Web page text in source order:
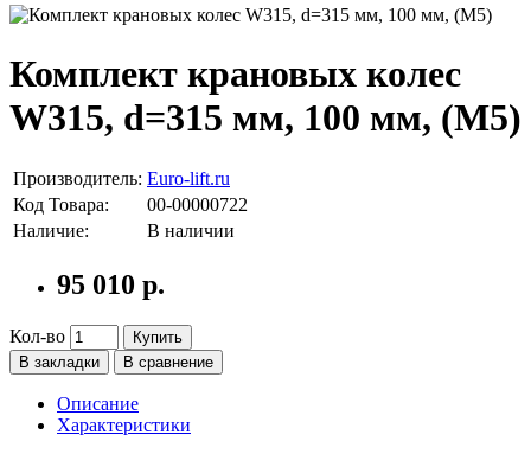
Комплект крановых колес
W315, d=315 мм, 100 мм, (М5)
Производитель: Euro-lift.ru
Код Товара:
00-00000722
Наличие:
В наличии
95 010 р.
Кол-во
Купить
В закладки
В сравнение
Описание
Характеристики